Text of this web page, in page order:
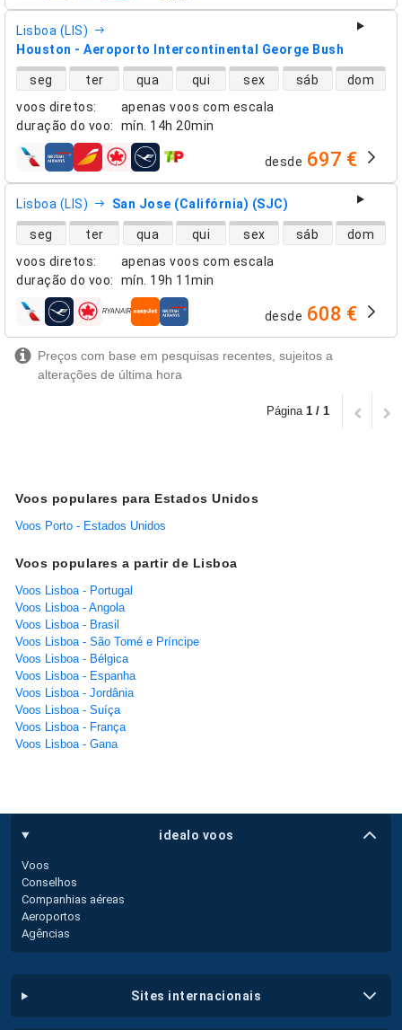
Lisboa (LIS)
Houston - Aeroporto Intercontinental George Bush, TX
voos diretos:
apenas voos com escala
duração do voo: mín. 14h 20min
disponibilidade de voos diretos
seg ter qua qui sex sáb dom
companhias aéreas desde 697 €
Lisboa (LIS) San Jose (Califórnia) (SJC)
voos diretos:
apenas voos com escala
duração do voo: mín. 19h 11min
disponibilidade de voos diretos
seg ter qua qui sex sáb dom
companhias aéreas desde 608 €
Preços com base em pesquisas recentes, sujeitos a
alterações de última hora
Página 1 / 1
Voos populares para Estados Unidos
Voos Porto - Estados Unidos
Voos populares a partir de Lisboa
Voos Lisboa - Portugal
Voos Lisboa - Angola
Voos Lisboa - Brasil
Voos Lisboa - São Tomé e Príncipe
Voos Lisboa - Bélgica
Voos Lisboa - Espanha
Voos Lisboa - Jordânia
Voos Lisboa - Suíça
Voos Lisboa - França
Voos Lisboa - Gana
idealo voos
Voos
Conselhos
Companhias aéreas
Aeroportos
Agências
sites internacionais